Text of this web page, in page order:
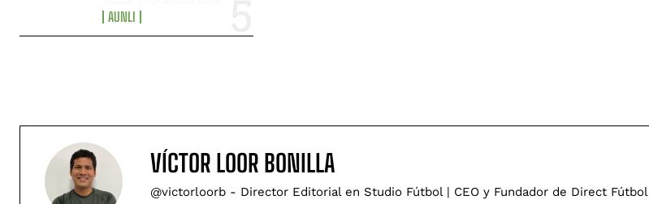
AUNLI
VÍCTOR LOOR BONILLA
@victorloorb - Director Editorial en Studio Fútbol | CEO y Fundador de Direct Fútbol